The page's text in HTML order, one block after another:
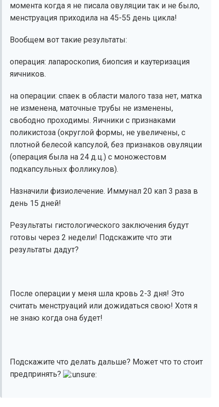
момента когда я не писала овуляции так и не было,
менструация приходила на 45-55 день цикла!
Вообщем вот такие результаты:
операция: лапароскопия, биопсия и каутеризация
яичников.
на операции: спаек в области малого таза нет, матка
не изменена, маточные трубы не изменены,
свободно проходимы. Яичники с признаками
поликистоза (округлой формы, не увеличены, с
плотной белесой капсулой, без признаков овуляции
(операция была на 24 д.ц.) с моножестовм
подкапсульных фолликулов).
Назначили физиолечение. Иммунал 20 кап 3 раза в
день 15 дней!
Результаты гистологического заключения будут
готовы через 2 недели! Подскажите что эти
результаты дадут?
После операции у меня шла кровь 2-3 дня! Это
считать менструаций или дожидаться свою! Хотя я
не знаю когда она будет!
Подскажите что делать дальше? Может что то стоит
предпринять?